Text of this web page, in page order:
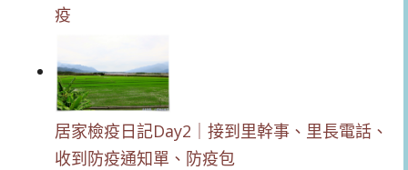
疫
居家檢疫日記Day2｜接到里幹事、里長電話、
收到防疫通知單、防疫包